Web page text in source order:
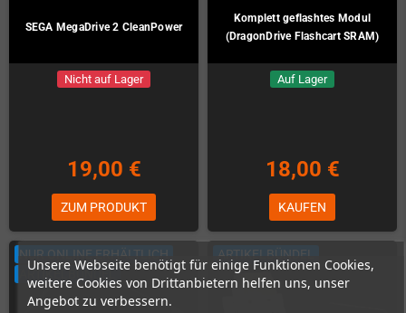
Unsere Webseite benötigt für einige Funktionen Cookies,
weitere Cookies von Drittanbietern helfen uns, unser
Angebot zu verbessern.
SEGA MegaDrive 2 CleanPower
Nicht auf Lager
19,00 €
ZUM PRODUKT
Komplett geflashtes Modul
(DragonDrive Flashcart SRAM)
Auf Lager
18,00 €
KAUFEN
NUR ONLINE ERHÄLTLICH
ARTIKELBÜNDEL
ARTIKELBÜNDEL